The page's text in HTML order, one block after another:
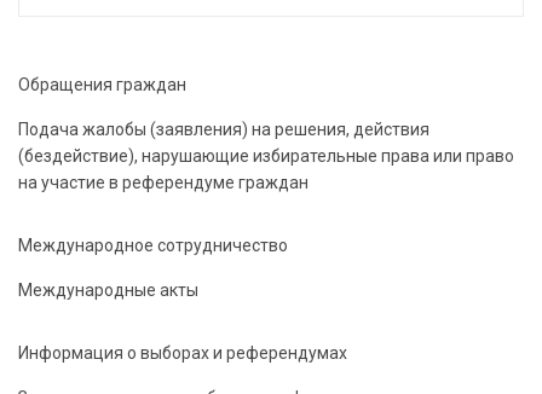
Обращения граждан
Подача жалобы (заявления) на решения, действия
(бездействие), нарушающие избирательные права или право
на участие в референдуме граждан
Международное сотрудничество
Международные акты
Информация о выборах и референдумах